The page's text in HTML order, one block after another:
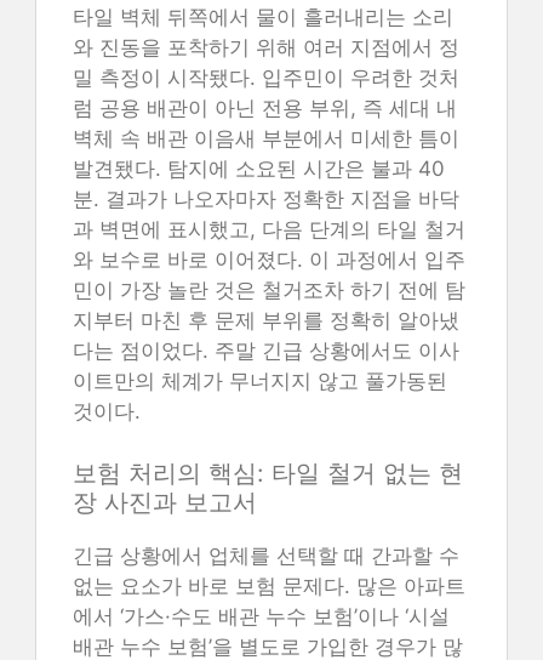
타일 벽체 뒤쪽에서 물이 흘러내리는 소리
와 진동을 포착하기 위해 여러 지점에서 정
밀 측정이 시작됐다. 입주민이 우려한 것처
럼 공용 배관이 아닌 전용 부위, 즉 세대 내
벽체 속 배관 이음새 부분에서 미세한 틈이
발견됐다. 탐지에 소요된 시간은 불과 40
분. 결과가 나오자마자 정확한 지점을 바닥
과 벽면에 표시했고, 다음 단계의 타일 철거
와 보수로 바로 이어졌다. 이 과정에서 입주
민이 가장 놀란 것은 철거조차 하기 전에 탐
지부터 마친 후 문제 부위를 정확히 알아냈
다는 점이었다. 주말 긴급 상황에서도 이사
이트만의 체계가 무너지지 않고 풀가동된
것이다.
보험 처리의 핵심: 타일 철거 없는 현
장 사진과 보고서
긴급 상황에서 업체를 선택할 때 간과할 수
없는 요소가 바로 보험 문제다. 많은 아파트
에서 ‘가스·수도 배관 누수 보험’이나 ‘시설
배관 누수 보험’을 별도로 가입한 경우가 많